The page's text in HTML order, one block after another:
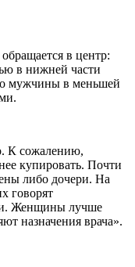
в центр:
в нижней части
мужчины в меньшей
К сожалению,
купировать. Почти
либо дочери. На
говорят
Женщины лучше
назначения врача».